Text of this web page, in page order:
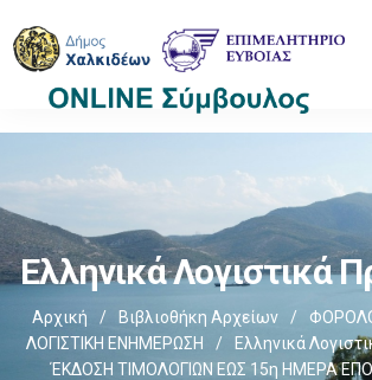
Ελληνικά Λογιστικά
Αρχική / Βιβλιοθήκη Αρχείων /
ΛΟΓΙΣΤΙΚΗ ΕΝΗΜΕΡΩΣΗ
/ Ελληνικά
ΈΚΔΟΣΗ ΤΙΜΟΛΟΓΙΩΝ ΕΩΣ 15η ΗΜΕΡΑ